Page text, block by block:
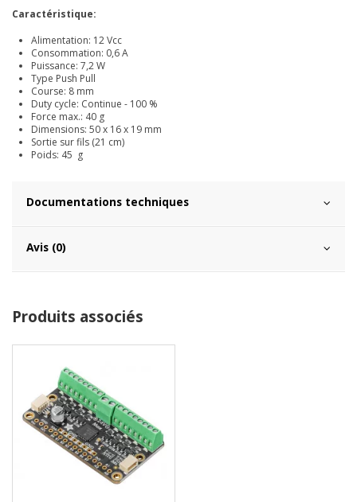
Caractéristique:
Alimentation: 12 Vcc
Consommation: 0,6 A
Puissance: 7,2 W
Type Push Pull
Course: 8 mm
Duty cycle: Continue - 100 %
Force max.: 40 g
Dimensions: 50 x 16 x 19 mm
Sortie sur fils (21 cm)
Poids: 45 g
Documentations techniques
Avis (0)
Produits associés